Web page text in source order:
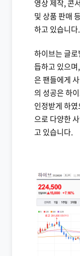
영상 제작, 콘
및 상품 판매
하고 있습니다.
하이브는 글
듭하고 있으
은 팬들에게
의 성공은 하
인정받게 하
으로 다양한
고 있습니다.